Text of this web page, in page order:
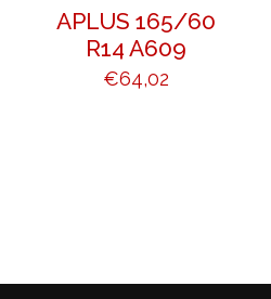
APLUS 165/60
R14 A609
€64,02